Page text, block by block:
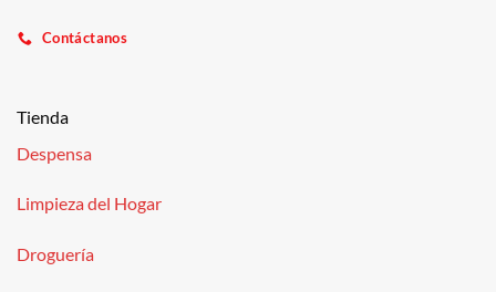
Contáctanos
Tienda
Despensa
Limpieza del Hogar
Droguería